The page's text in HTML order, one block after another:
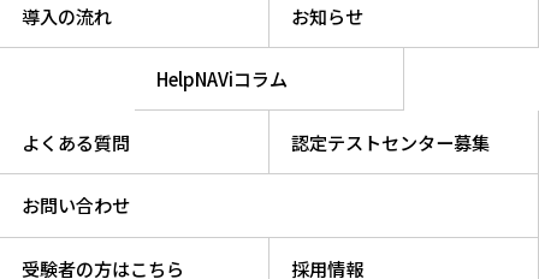
導入の流れ お知らせ
HelpNAViコラム
よくある質問 認定テストセンター募集
お問い合わせ
受験者の方はこちら 採用情報